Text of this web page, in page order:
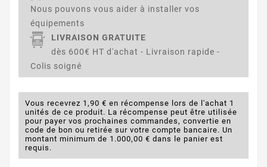
Nous pouvons vous aider à installer vos
équipements
LIVRAISON GRATUITE
dès 600€ HT d'achat - Livraison rapide -
Colis soigné
Vous recevrez 1,90 € en récompense lors de l'achat 1
unités de ce produit. La récompense peut être utilisée
pour payer vos prochaines commandes, convertie en
code de bon ou retirée sur votre compte bancaire. Un
montant minimum de 1.000,00 € dans le panier est
requis.